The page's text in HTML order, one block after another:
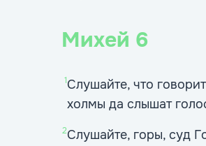
Михей 6
1Слушайте, что
холмы да слышат
2Слушайте, горы, суд